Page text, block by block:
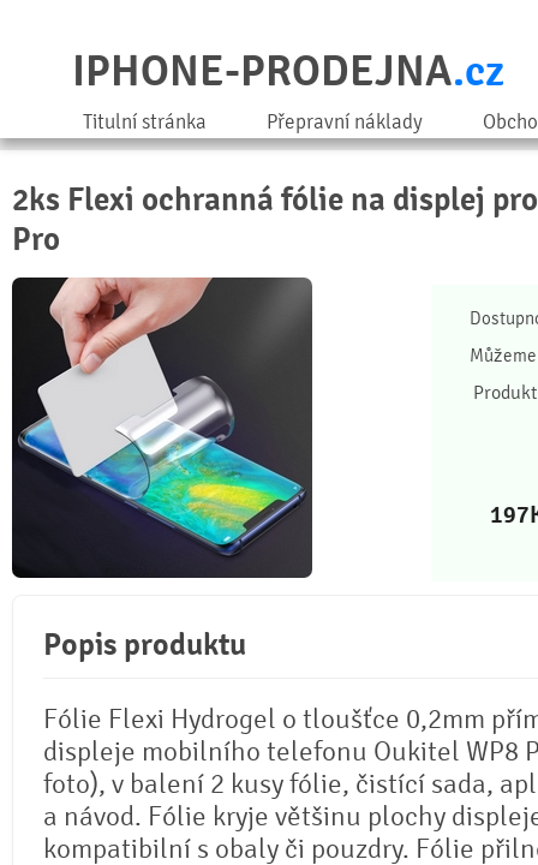
IPHONE-PRODEJNA.cz
Titulní stránka Přepravní náklady
2ks Flexi ochranná fólie na displej
Pro
197
Popis produktu
Fólie Flexi Hydrogel o tloušťce 0,2mm
displeje mobilního telefonu Oukitel WP8
foto), v balení 2 kusy fólie, čistící sada,
a návod. Fólie kryje většinu plochy
kompatibilní s obaly či pouzdry. Fólie